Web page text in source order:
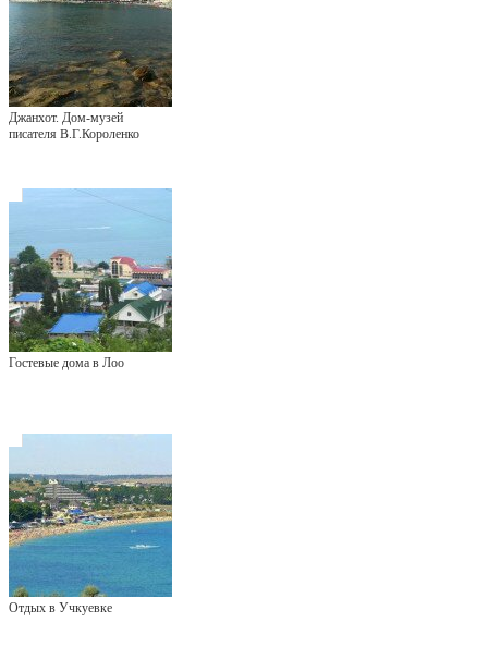
Джанхот. Дом-музей
писателя В.Г.Короленко
Гостевые дома в Лоо
Отдых в Учкуевке